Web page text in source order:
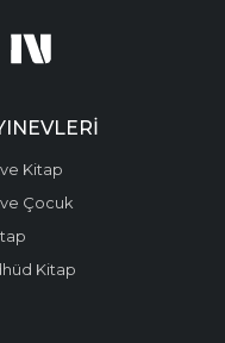
Kitap
Çocuk
Kitap